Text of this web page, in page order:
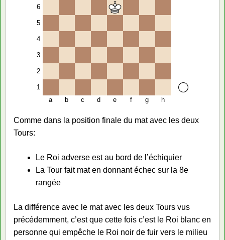
6
5
4
3
2
1
a
b c d e f g h
Comme dans la position finale du mat avec les deux
Tours:
Le Roi adverse est au bord de l’échiquier
La Tour fait mat en donnant échec sur la 8e
rangée
La différence avec le mat avec les deux Tours vus
précédemment, c’est que cette fois c’est le Roi blanc en
personne qui empêche le Roi noir de fuir vers le milieu